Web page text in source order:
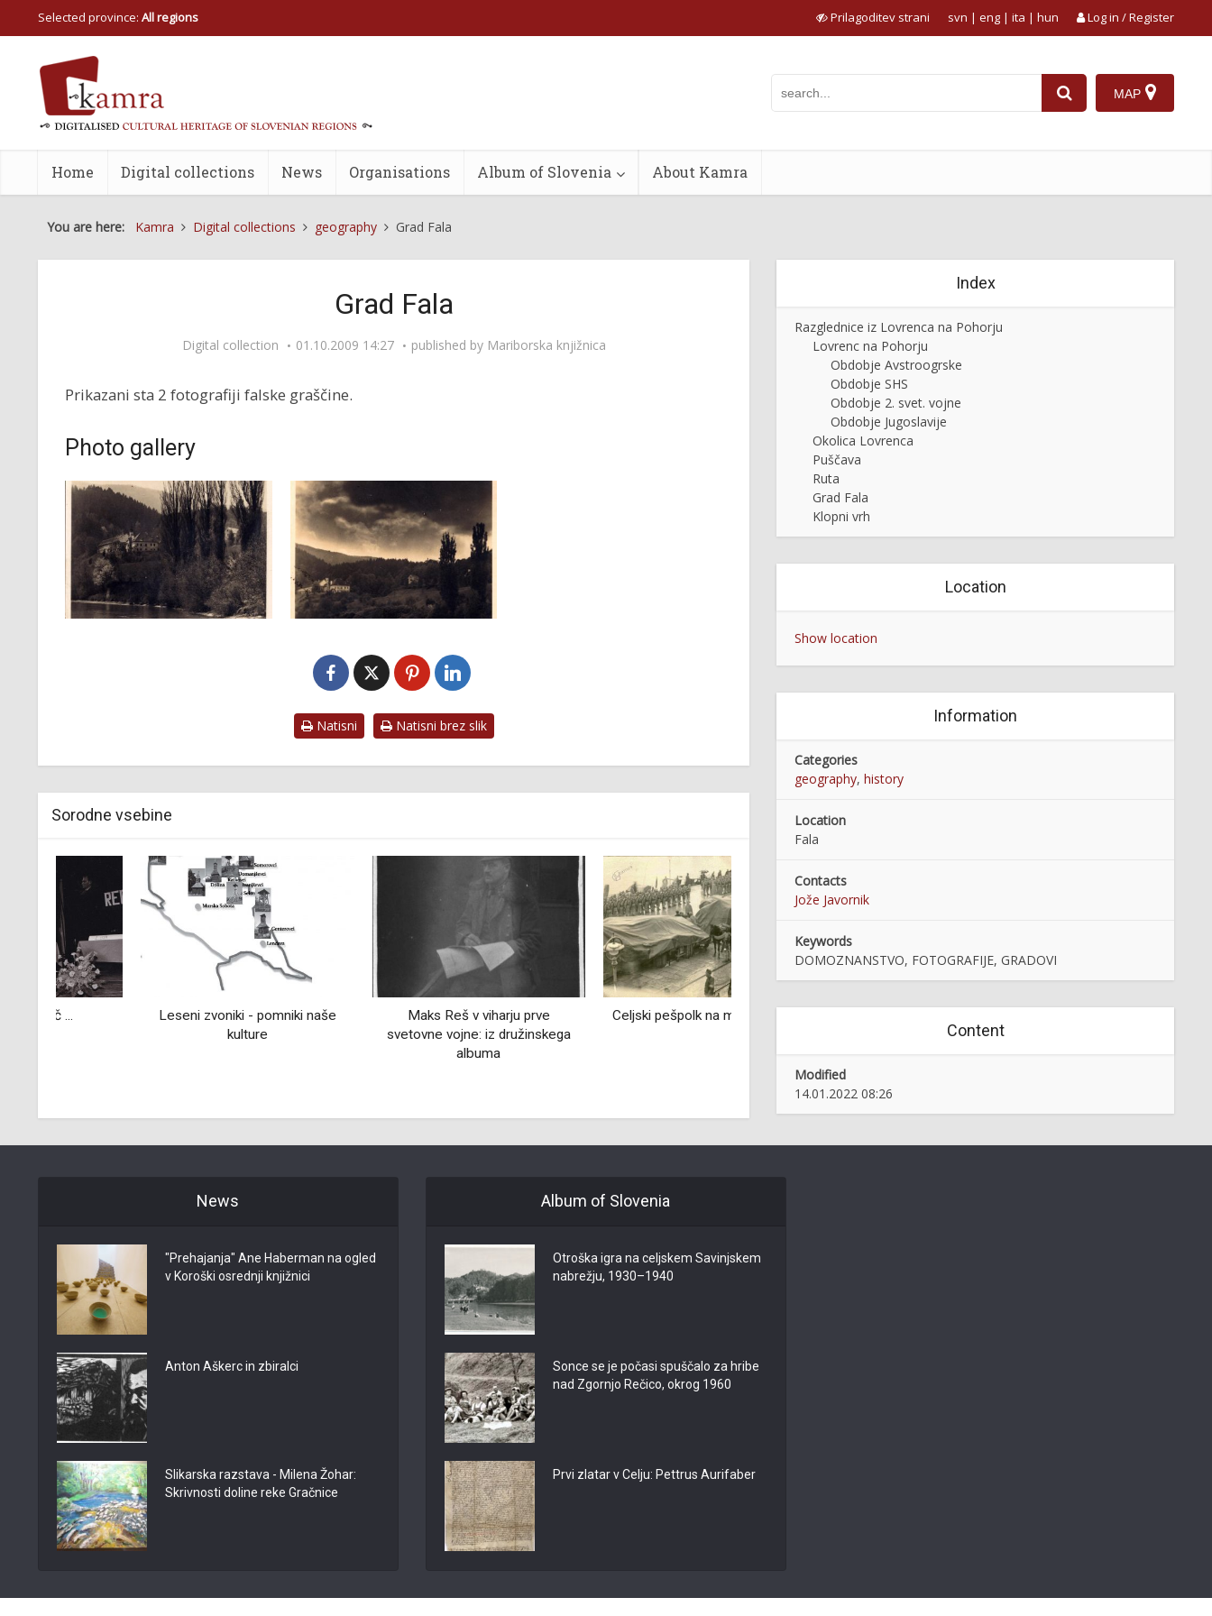
Selected province: All regions Prilagoditev strani Log in / Register
svn | eng | ita | hun
MAP
Home Digital collections News Organisations Album of Slovenia About Kamra
You are here: Kamra Digital collections geography Grad Fala
Grad Fala
Digital collection 01.10.2009 14:27 published by Mariborska knjižnica
Prikazani sta 2 fotografiji falske graščine.
Photo gallery
Natisni Natisni brez slik
Sorodne vsebine
Leseni zvoniki - pomniki naše
Maks Reš v viharju prve
svetovne vojne: iz družinskega
Celjski pešpolk na misiji v Skadru
Index
Razglednice iz Lovrenca na Pohorju
Lovrenc na Pohorju
Obdobje Avstroogrske
Obdobje SHS
Obdobje 2. svet. vojne
Obdobje Jugoslavije
Okolica Lovrenca
Puščava
Ruta
Grad Fala
Klopni vrh
Location
Show location
Information
Categories
geography, history
Location
Fala
Contacts
Jože Javornik
Keywords
DOMOZNANSTVO, FOTOGRAFIJE, GRADOVI
Content
Modified
14.01.2022 08:26
News
"Prehajanja" Ane Haberman na ogled
v Koroški osrednji knjižnici
Anton Aškerc in zbiralci
Slikarska razstava - Milena Žohar:
Skrivnosti doline reke Gračnice
Album of Slovenia
Otroška igra na celjskem Savinjskem
nabrežju, 1930–1940
Sonce se je počasi spuščalo za hribe
nad Zgornjo Rečico, okrog 1960
Prvi zlatar v Celju: Pettrus Aurifaber